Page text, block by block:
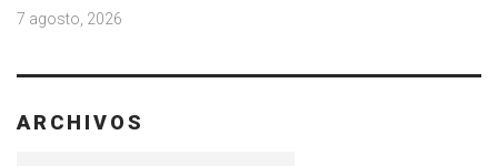
7 agosto, 2026
ARCHIVOS